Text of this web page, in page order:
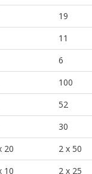
19
11
6
100
52
30
20 2 x 50
10 2 x 25